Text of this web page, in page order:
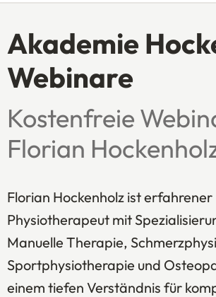
Akademie
Webinare
Kostenfreie
Florian
Florian Hockenholz ist erfahrener
Physiotherapeut mit
Manuelle Therapie,
Sportphysiotherapie und
einem tiefen Verständnis für